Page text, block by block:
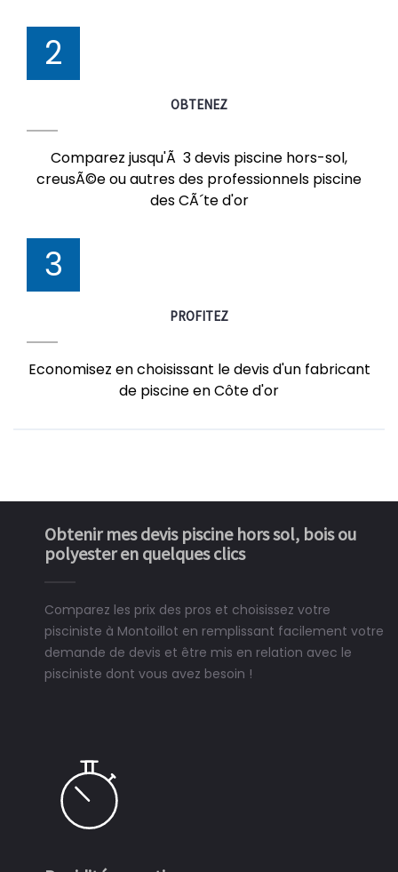
2
OBTENEZ
Comparez jusqu'Ã 3 devis piscine hors-sol,
creusÃ©e ou autres des professionnels piscine
des CÃ´te d'or
3
PROFITEZ
Economisez en choisissant le devis d'un fabricant
de piscine en Côte d'or
Obtenir mes devis piscine hors sol, bois ou
polyester en quelques clics
Comparez les prix des pros et choisissez votre
pisciniste à Montoillot en remplissant facilement votre
demande de devis et être mis en relation avec le
pisciniste dont vous avez besoin !